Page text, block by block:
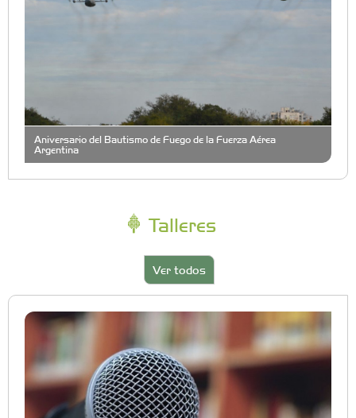
Aniversario del Bautismo de Fuego de la Fuerza Aérea
Argentina
Talleres
Ver todos